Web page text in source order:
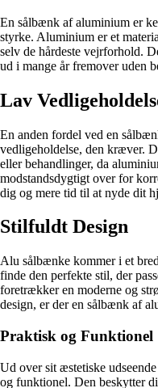
En sålbænk af aluminium er
styrke. Aluminium er et
selv de hårdeste vejrforhold.
ud i mange år fremover uden
Lav
En anden fordel ved en
vedligeholdelse, den kræver.
eller behandlinger, da
modstandsdygtigt over for
dig og mere tid til at nyde dit
Stilfuldt Design
Alu sålbænke kommer i et
finde den perfekte stil, der
foretrækker en moderne og
design, er der en sålbænk af
Praktisk og Funktionel
Ud over sit æstetiske
og funktionel. Den beskytter